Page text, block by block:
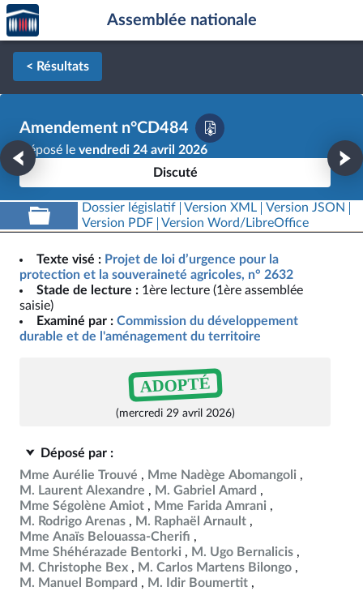
Aller au contenu
Aller en bas de la page
Accèder
à la
page
d'accueil
Assemblée nationale
< Résultats
Amendement n°CD484
Déposé le vendredi 24 avril 2026
Discuté
Dossier législatif Version XML
Version JSON
Version PDF
Version Word/LibreOffice
Texte visé : Projet de loi d’urgence pour la
protection et la souveraineté agricoles, n° 2632
Stade de lecture : 1ère lecture (1ère assemblée
saisie)
Examiné par : Commission du développement
durable et de l'aménagement du territoire
ADOPTÉ
(mercredi 29 avril 2026)
Déposé par :
Mme Aurélie Trouvé
Mme Nadège Abomangoli
M. Laurent Alexandre
M. Gabriel Amard
Mme Ségolène Amiot
Mme Farida Amrani
M. Rodrigo Arenas
M. Raphaël Arnault
Mme Anaïs Belouassa-Cherifi
Mme Shéhérazade Bentorki
M. Ugo Bernalicis
M. Christophe Bex
M. Carlos Martens Bilongo
M. Manuel Bompard
M. Idir Boumertit